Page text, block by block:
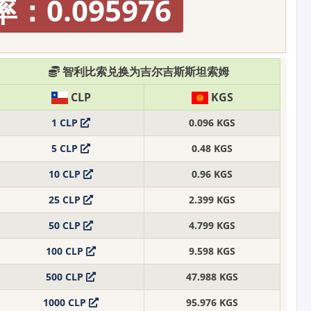
：0.095976
智利比索兑换为吉尔吉斯斯坦索姆
CLP
KGS
1 CLP
0.096 KGS
5 CLP
0.48 KGS
10 CLP
0.96 KGS
25 CLP
2.399 KGS
50 CLP
4.799 KGS
100 CLP
9.598 KGS
500 CLP
47.988 KGS
1000 CLP
95.976 KGS